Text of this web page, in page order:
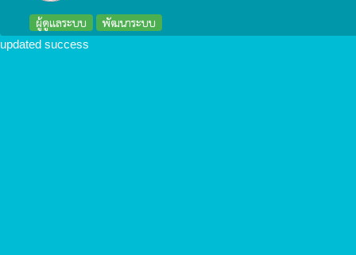
ผู้ดูแลระบบ พัฒนาระบบ
updated success